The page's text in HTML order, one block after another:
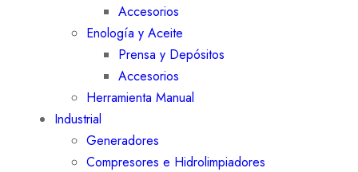
Accesorios
Enología y Aceite
Prensa y Depósitos
Accesorios
Herramienta Manual
Industrial
Generadores
Compresores e Hidrolimpiadores